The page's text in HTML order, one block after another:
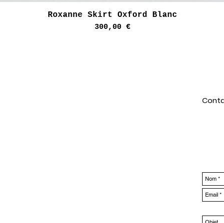
Aperçu rapide
Roxanne Skirt Oxford Blanc
Prix
300,00 €